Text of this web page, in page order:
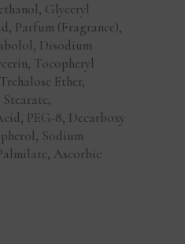
Glyceryl
Parfum (Fragrance),
Disodium
Tocopheryl
Ether,
PEG-8, Decarboxy
Sodium
Ascorbic